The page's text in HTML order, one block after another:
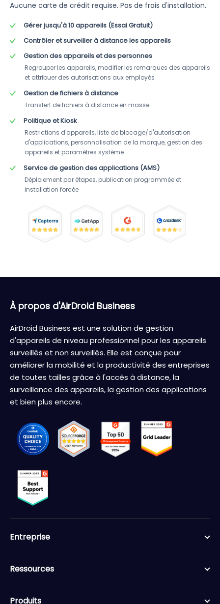
Aucune carte de crédit requise. Pas de frais d'installation.
Gérer jusqu'à 10 appareils (Essai Gratuit)
Contrôler et surveiller à distance les appareils
Gestion des appareils et des personnes
Regrouper les appareils, modifier les remarques des appareils
et attribuer des autorisations aux employés
Gestion de fichiers à distance
Transfert de fichiers à distance en masse
Politique et Kiosk
Restrictions d'appareils, liste de blocage/d'autorisation
d'applications, personnalisation de la marque, gestion des
appareils et paramètres système
Service de gestion des applications (AMS)
Déploiement par étapes, publication programmée et
installation forcée
À propos d'AirDroid Business
AirDroid Business est une solution de gestion
d'appareils de niveau professionnel pour les appareils
surveillés et non surveillés. Elle est conçue pour
améliorer la mobilité et la productivité des entreprises
de toutes tailles grâce à l'accès à distance, la
surveillance des appareils, la gestion des applications
et bien plus encore.
Entreprise
Ressources
Produits